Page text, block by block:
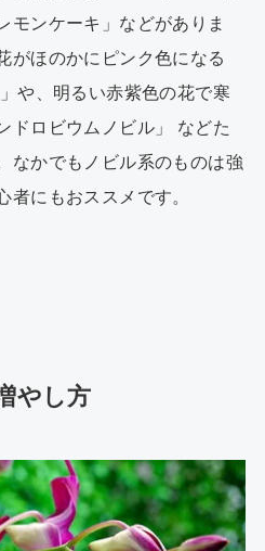
モンケーキ」などがありま
がほのかにピンク色になる
や、明るい赤紫色の花で寒
ドロビウムノビル」 などた
なかでもノビル系のものは強
者にもおススメです。
やし方